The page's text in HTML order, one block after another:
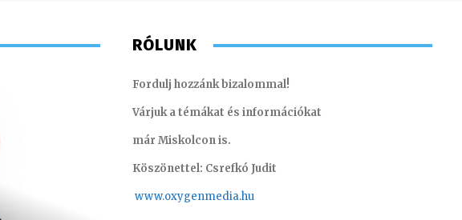
RÓLUNK
Fordulj hozzánk bizalommal!
Várjuk a témákat és információkat
már Miskolcon is.
Köszönettel: Csrefkó Judit
www.oxygenmedia.hu